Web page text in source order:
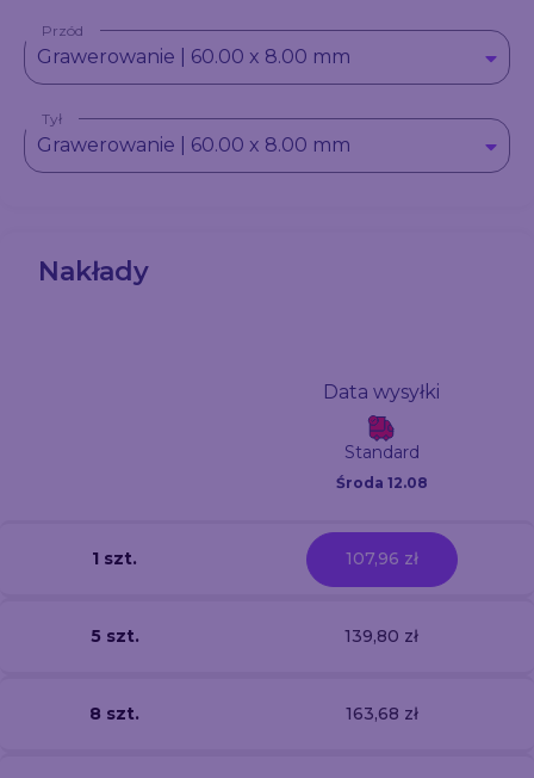
Przód
Grawerowanie | 60.00 x 8.00 mm
Tył
Grawerowanie | 60.00 x 8.00 mm
Nakłady
Data wysyłki
Standard
Środa 12.08
1 szt. 107,96 zł
5 szt. 139,80 zł
8 szt. 163,68 zł